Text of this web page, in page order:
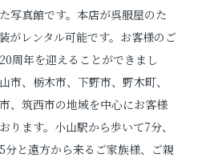
写真館です。本店が呉服屋のた
がレンタル可能です。お客様のご
周年を迎えることができまし
市、栃木市、下野市、野木町、
、筑西市の地域を中心にお客様
ります。小山駅から歩いて7分、
分と遠方から来るご家族様、ご親